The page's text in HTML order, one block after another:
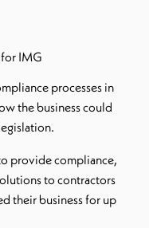
IMG
processes in
the business could
provide compliance,
to contractors
their business for up